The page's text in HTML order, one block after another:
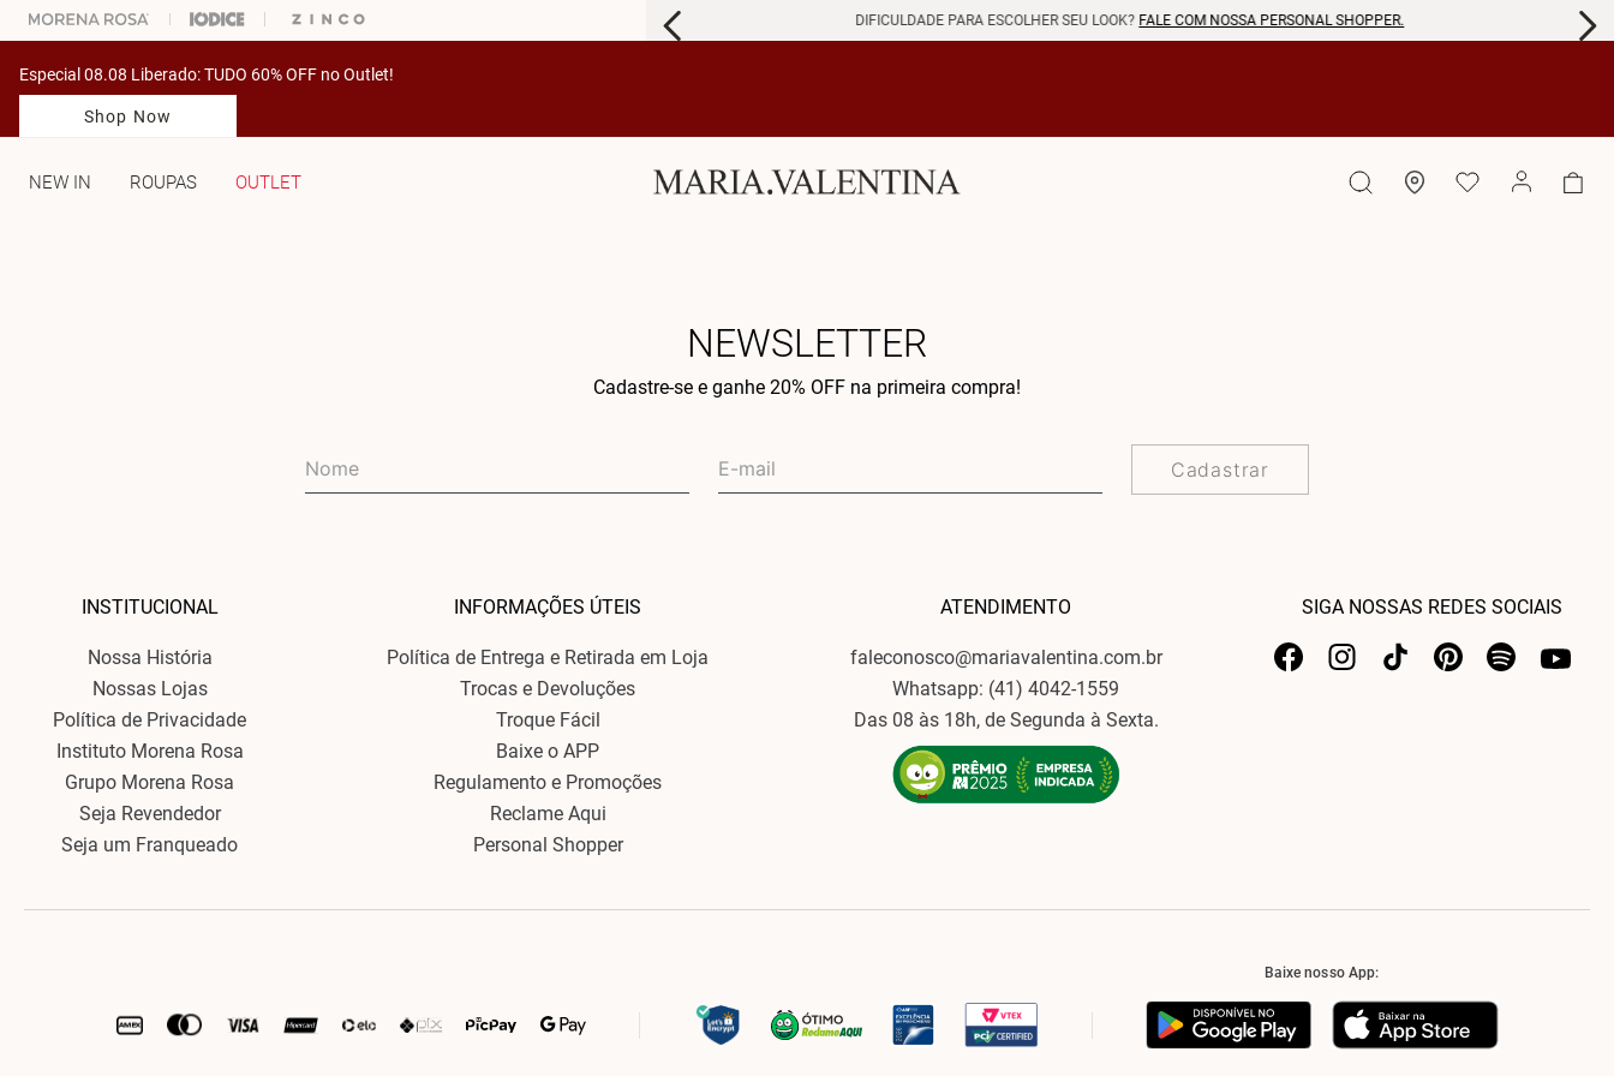
OFF NA SUA 1° COMPRA USANDO O CUPOM: PRIMEIRAMV DIFICULDADE PARA ESCOLHER SEU LOOK? FALE COM NOSSA PERSONAL SHOPPER.
Especial 08.08 Liberado: TUDO 60% OFF no Outlet!
Shop Now
NEW IN ROUPAS OUTLET
NEWSLETTER
Cadastre-se e ganhe 20% OFF na primeira compra!
Cadastrar
INSTITUCIONAL
Nossa História
Nossas Lojas
Política de Privacidade
Instituto Morena Rosa
Grupo Morena Rosa
Seja Revendedor
Seja um Franqueado
INFORMAÇÕES ÚTEIS
Política de Entrega e Retirada em Loja
Trocas e Devoluções
Troque Fácil
Baixe o APP
Regulamento e Promoções
Reclame Aqui
Personal Shopper
ATENDIMENTO
faleconosco@mariavalentina.com.br
Whatsapp: (41) 4042-1559
Das 08 às 18h, de Segunda à Sexta.
SIGA NOSSAS REDES SOCIAIS
Baixe nosso App: